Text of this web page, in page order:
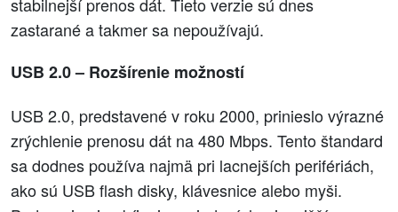
zastarané a takmer sa nepoužívajú.
USB 2.0 – Rozšírenie možností
USB 2.0, predstavené v roku 2000, prinieslo výrazné
zrýchlenie prenosu dát na 480 Mbps. Tento štandard
sa dodnes používa najmä pri lacnejších perifériách,
ako sú USB flash disky, klávesnice alebo myši.